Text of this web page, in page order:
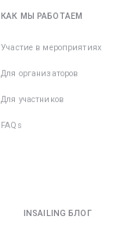
КАК МЫ РАБОТАЕМ
Участие в мероприятиях
Для организаторов
Для участников
FAQs
INSAILING БЛОГ